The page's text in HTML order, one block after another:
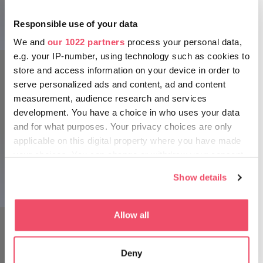
Responsible use of your data
We and our 1022 partners process your personal data,
e.g. your IP-number, using technology such as cookies to
store and access information on your device in order to
serve personalized ads and content, ad and content
measurement, audience research and services
development. You have a choice in who uses your data
and for what purposes. Your privacy choices are only
applicable on this digital property where you have made
If you allow, we would also like to:
which can be accurate to within several meters
Identify your device by actively scanning it for
Show details
Allow all
Deny
Takto sa pripravte na cestu!
kde ho môžete utíšiť. Čo sa týka ubytovania, môžete si
ubytovanie môžete rezervovať týždne dokonca aj mesiace
predom, potom však musíte dodržať plán cesty. Ak chcete
trochu riskantnejšia možnosť: nájsť si ubytovanie v hoteloch
alebo u súkromných apartmánoch v obci, ktorá je práve